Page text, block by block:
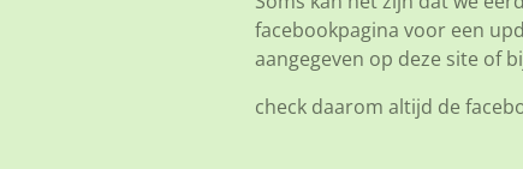
facebookpagina voor een
aangegeven op deze site of
check daarom altijd de